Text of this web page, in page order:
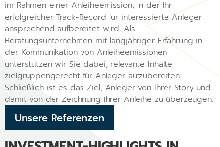
im Rahmen einer Anleiheemission, in der Ihr
erfolgreicher Track-Record für interessierte Anleger
ansprechend aufbereitet wird. Als
Beratungsunternehmen mit langjähriger Erfahrung in
der Kommunikation von Anleiheemissionen
unterstützen wir Sie dabei, relevante Inhalte
zielgruppengerecht für Anleger aufzubereiten.
Schließlich ist es das Ziel, Anleger von Ihrer Story und
damit von der Zeichnung Ihrer Anleihe zu überzeugen.
Unsere Referenzen